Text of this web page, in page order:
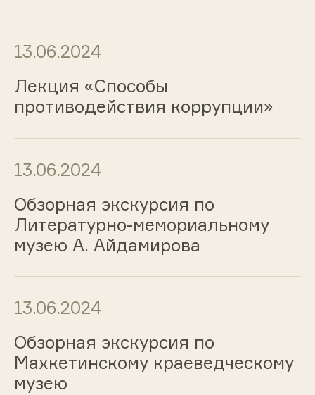
13.06.2024
Лекция «Способы
противодействия коррупции»
13.06.2024
Обзорная экскурсия по
Литературно-мемориальному
музею А. Айдамирова
13.06.2024
Обзорная экскурсия по
Махкетинскому краеведческому
музею